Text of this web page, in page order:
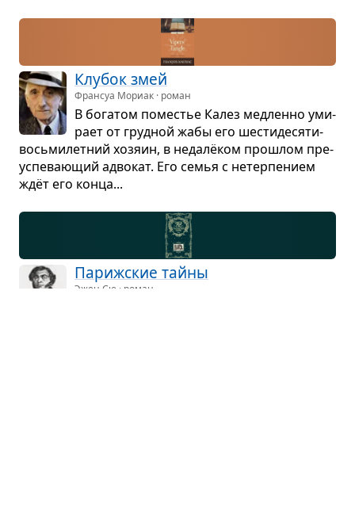
Клу­бок змей
Франсуа Мориак · роман
В бога­том поме­стье Калез мед­ленно уми­
рает от груд­ной жабы его шести­де­ся­ти­
вось­ми­лет­ний хозяин, в недалёком про­шлом пре­
успе­ва­ю­щий адво­кат. Его семья с нетер­пе­нием
ждёт его конца...
Париж­ские тайны
Эжен Сю · роман